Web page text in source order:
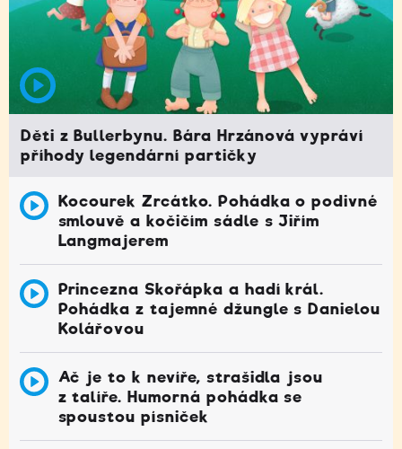
Děti z Bullerbynu. Bára Hrzánová vypráví
příhody legendární partičky
Kocourek Zrcátko. Pohádka o podivné
smlouvě a kočičím sádle s Jiřím
Langmajerem
Princezna Skořápka a hadí král.
Pohádka z tajemné džungle s Danielou
Kolářovou
Ač je to k nevíře, strašidla jsou
z talíře. Humorná pohádka se
spoustou písniček